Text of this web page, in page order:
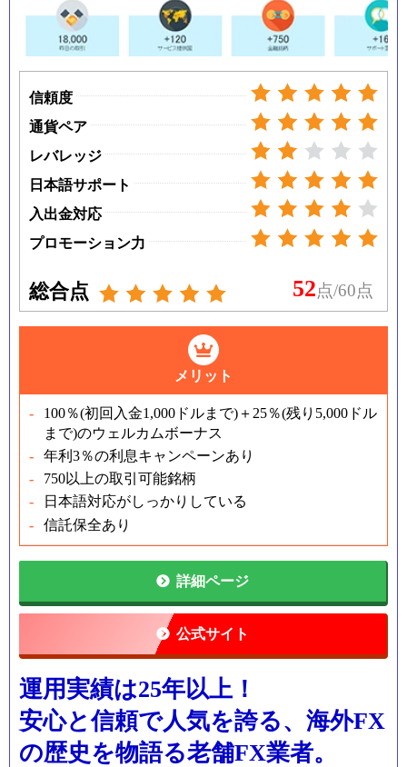
信頼度
通貨ペア
レバレッジ
日本語サポート
入出金対応
プロモーション力
総合点 52点/60点
メリット
100％(初回入金1,000 ドルまで)＋ 25％(残り 5,000 ドル
まで)のウェルカムボーナス
年利3％の利息キャンペーンあり
750以上の取引可能銘柄
日本語対応がしっかりしている
信託保全あり
詳細ページ
公式サイト
運用実績は25年以上！
安心と信頼で人気を誇る、海外FX
の歴史を物語る老舗FX業者。